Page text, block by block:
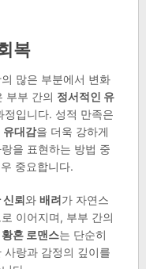
복
많은 부분에서 변화
부부 간의 정서적인 유
입니다. 성적 만족은
유대감을 더욱 강하게
을 표현하는 방법 중
중요합니다.
신뢰와 배려가 자연스
이어지며, 부부 간의
황혼 로맨스는 단순히
랑과 감정의 깊이를